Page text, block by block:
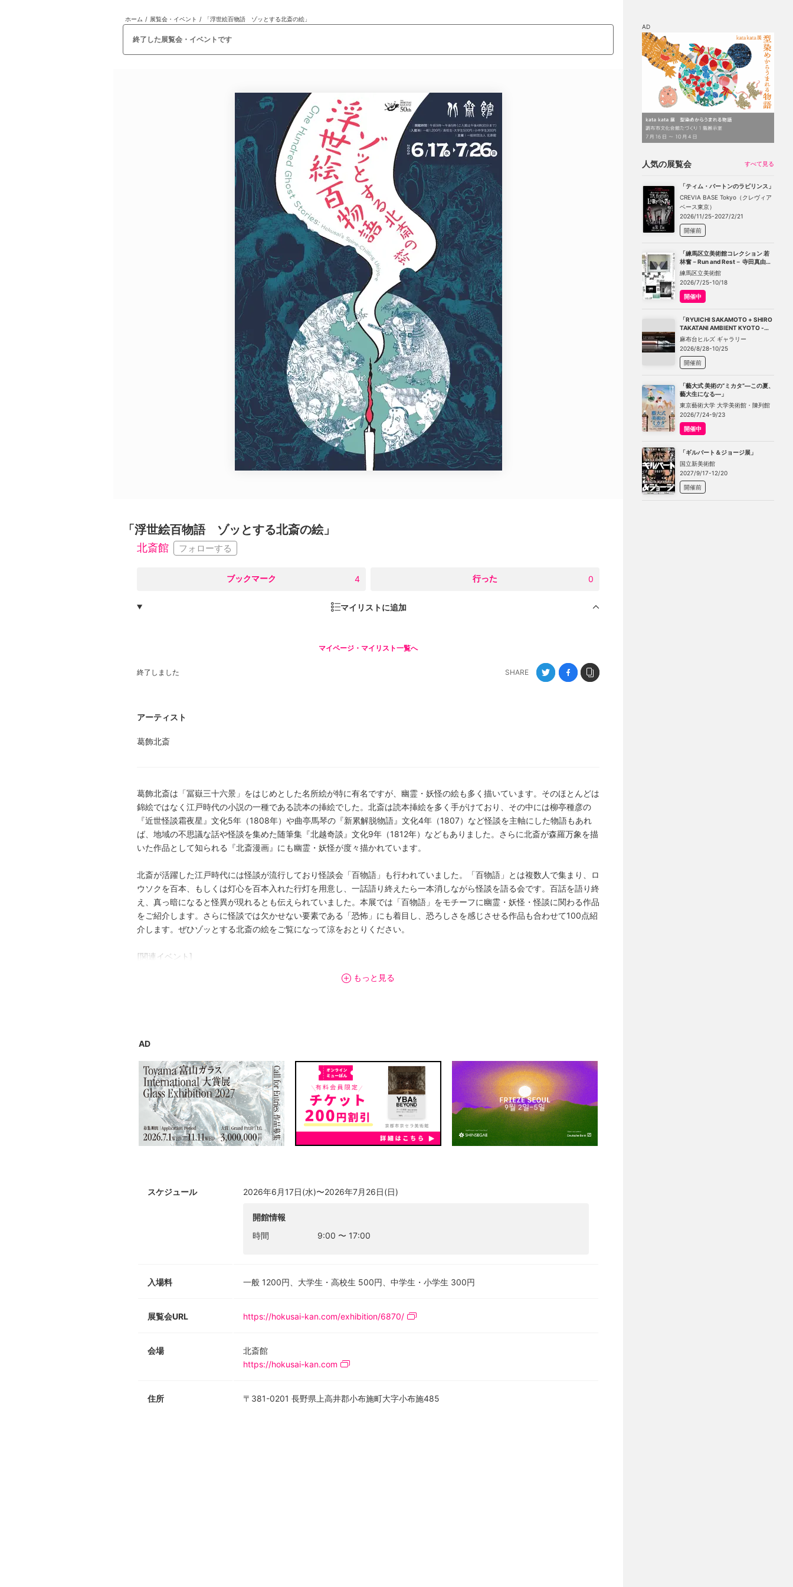
チケット割引
ホーム / 展覧会・イベント / 「浮世絵百物語 ゾッとする北斎の絵」
終了した展覧会・イベントです
「浮世絵百物語 ゾッとする北斎の絵」
北斎館 フォローする
ブックマーク 4 行った 0
マイリストに追加
マイページ・マイリスト一覧へ
終了しました SHARE
アーティスト
葛飾北斎
葛飾北斎は「冨嶽三十六景」をはじめとした名所絵が特に有名ですが、幽霊・妖怪の絵も多く描いています。そのほとんどは
錦絵ではなく江戸時代の小説の一種である読本の挿絵でした。北斎は読本挿絵を多く手がけており、その中には柳亭種彦の
『近世怪談霜夜星』文化5年（1808年）や曲亭馬琴の『新累解脱物語』文化4年（1807）など怪談を主軸にした物語もあれ
ば、地域の不思議な話や怪談を集めた随筆集『北越奇談』文化9年（1812年）などもありました。さらに北斎が森羅万象を描
いた作品として知られる『北斎漫画』にも幽霊・妖怪が度々描かれています。
北斎が活躍した江戸時代には怪談が流行しており怪談会「百物語」も行われていました。「百物語」とは複数人で集まり、ロ
ウソクを百本、もしくは灯心を百本入れた行灯を用意し、一話語り終えたら一本消しながら怪談を語る会です。百話を語り終
え、真っ暗になると怪異が現れるとも伝えられていました。本展では「百物語」をモチーフに幽霊・妖怪・怪談に関わる作品
をご紹介します。さらに怪談では欠かせない要素である「恐怖」にも着目し、恐ろしさを感じさせる作品も合わせて100点紹
介します。ぜひゾッとする北斎の絵をご覧になって涼をおとりください。
[関連イベント]
※イベント詳細・お申し込み方法は公式ホームページよりご確認ください。
もっと見る
AD
スケジュール 2026年6月17日(水)〜2026年7月26日(日)
開館情報
時間
9:00 〜 17:00
入場料 一般 1200円、大学生・高校生 500円、中学生・小学生 300円
展覧会URL https://hokusai-kan.com/exhibition/6870/
会場
北斎館
https://hokusai-kan.com
住所 〒381-0201 長野県上高井郡小布施町大字小布施485
AD
人気の展覧会 すべて見る
「ティム・バートンのラビリンス」
CREVIA BASE Tokyo（クレヴィア
ベース東京）
2026/11/25-2027/2/21
開催前
「練馬区立美術館コレクション 若
林奮－Run and Rest－ 寺田真由美
－不在の存在－」
練馬区立美術館
2026/7/25-10/18
開催中
「RYUICHI SAKAMOTO + SHIRO
TAKATANI AMBIENT KYOTO -
TOKYO」
麻布台ヒルズ ギャラリー
2026/8/28-10/25
開催前
「藝大式 美術の“ミカタ”―この夏、
藝大生になる―」
東京藝術大学 大学美術館・陳列館
2026/7/24-9/23
開催中
「ギルバート＆ジョージ展」
国立新美術館
2027/9/17-12/20
開催前